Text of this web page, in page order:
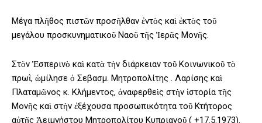
Μέγα πλῆθος πιστῶν προσῆλθαν ἐντὸς καὶ ἐκτὸς τοῦ
μεγάλου προσκυνηματικοῦ Ναοῦ τῆς Ἱερᾶς Μονῆς.
Στὸν Ἑσπερινὸ καὶ κατὰ τὴν διάρκειαν τοῦ Κοινωνικοῦ τὸ
πρωῒ, ὡμίλησε ὁ Σεβασμ. Μητροπολίτης . Λαρίσης καὶ
Πλαταμῶνος κ. Κλήμεντος, ἀναφερθεὶς στὴν ἱστορία τῆς
Μονῆς καὶ στὴν ἐξέχουσα προσωπικότητα τοῦ Κτήτορος
αὐτῆς Ἀειμνήστου Μητροπολίτου Κυπριανοῦ ( +17.5.1973).